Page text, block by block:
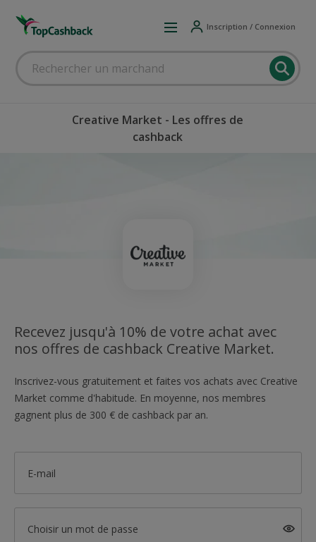
Inscription / Connexion
Creative Market - Les offres de
cashback
Recevez jusqu'à 10% de votre achat avec
nos offres de cashback Creative Market.
Inscrivez-vous gratuitement et faites vos achats avec Creative
Market comme d'habitude. En moyenne, nos membres
gagnent plus de 300 € de cashback par an.
E-mail
Choisir un mot de passe